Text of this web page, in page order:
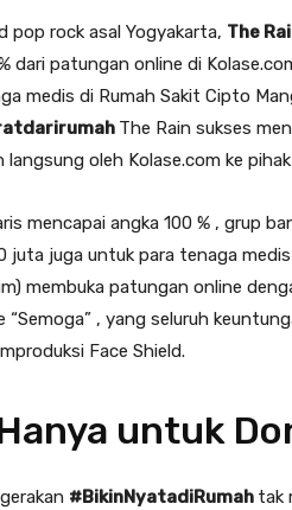
pop rock asal Yogyakarta, The
dari patungan online di
medis di Rumah Sakit Cipto
The Rain sukses
langsung oleh Kolase.com ke
mencapai angka 100 % , grup
juta juga untuk para tenaga
membuka patungan online
“Semoga” , yang seluruh
Face Shield.
untuk
#BikinNyatadiRumah tak